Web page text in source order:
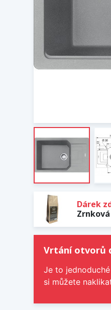
Dárek
Vrtání otvorů
Je to
si můžete